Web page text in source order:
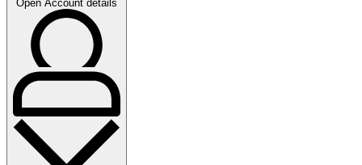
Open Account details